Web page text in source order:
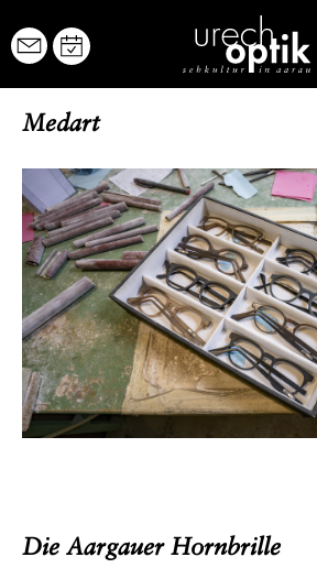
YOURECH
URECH YOUNG
KONTAKTLINSEN
AUGENGESUNDHEIT
SERVICE
Medart
Die Aargauer Hornbrille